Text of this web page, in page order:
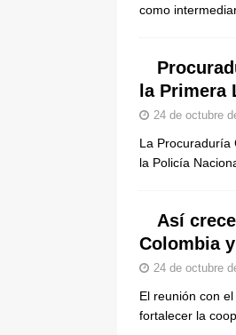
como
la Primera
24 de octubre
La Procuraduría
la Policía
Así
Colombia
24 de octubre
El reunión con
fortalecer la